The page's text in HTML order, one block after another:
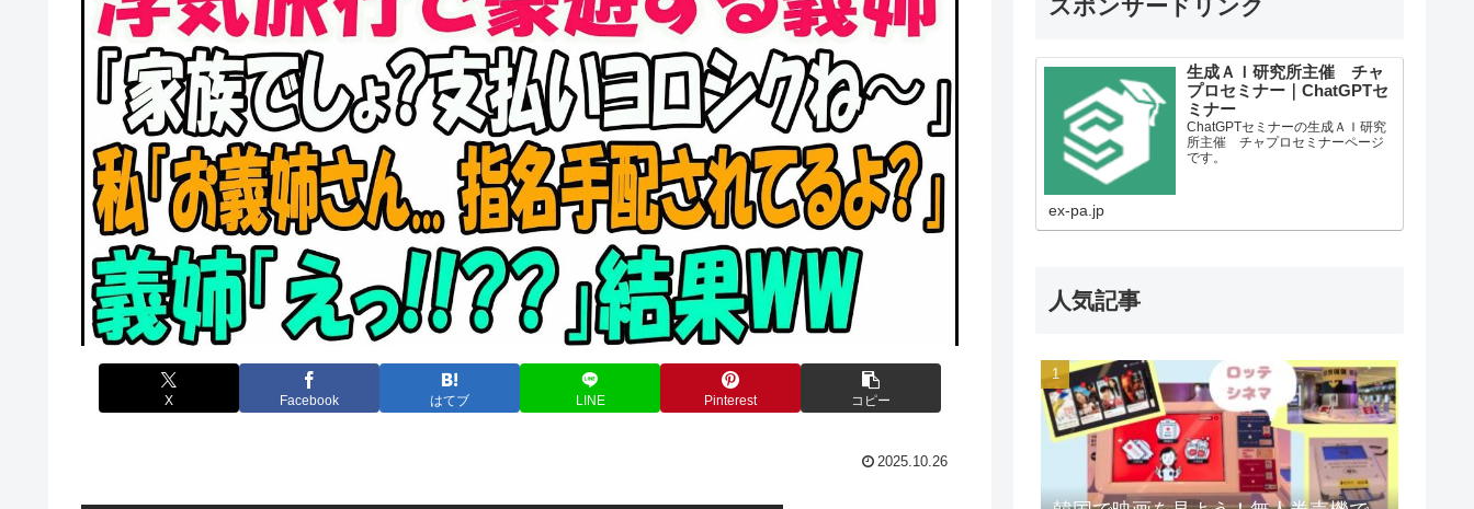
X Facebook はてブ LINE Pinterest コピー
2025.10.26
スポンサードリンク
生成ＡＩ研究所主催 チャ
プロセミナー｜ChatGPTセ
ミナー
ChatGPTセミナーの生成ＡＩ研究
所主催 チャプロセミナーページ
です。
ex-pa.jp
人気記事